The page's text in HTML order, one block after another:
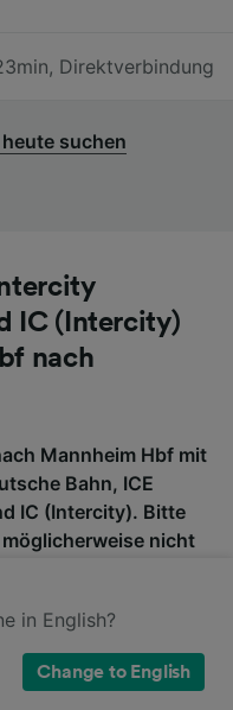
, Direktverbindung
suchen
IC (Intercity)
nach
Mannheim Hbf mit
Bahn, ICE
IC (Intercity). Bitte
nicht
Fahrt umsteigen
suchen.
in English?
Change to English